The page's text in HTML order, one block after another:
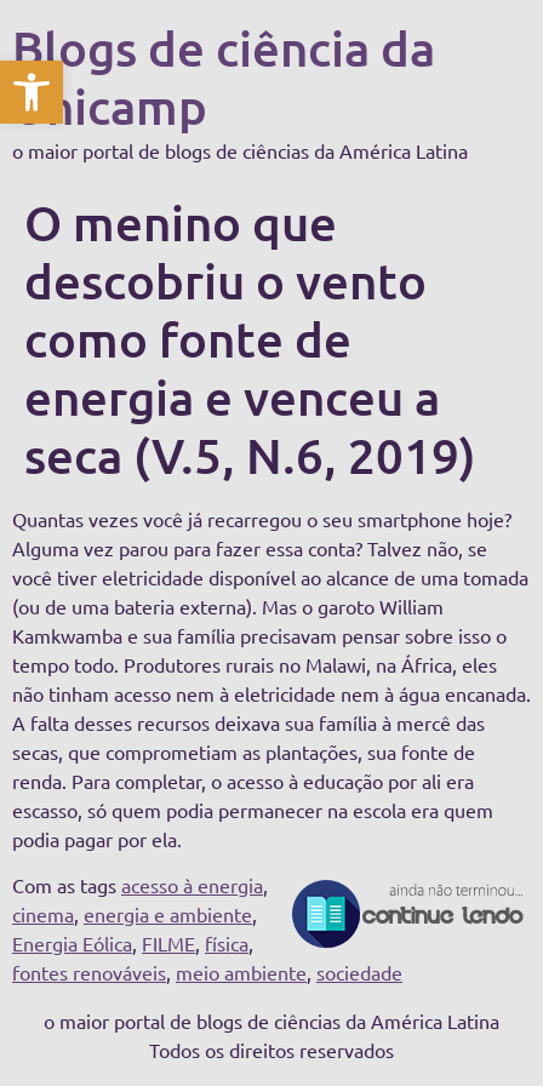
Abrir a barra de ferramentas
Blogs de ciência da
Unicamp
o maior portal de blogs de ciências da América Latina
O menino que
descobriu o vento
como fonte de
energia e venceu a
seca (V.5, N.6, 2019)
Quantas vezes você já recarregou o seu smartphone hoje?
Alguma vez parou para fazer essa conta? Talvez não, se
você tiver eletricidade disponível ao alcance de uma tomada
(ou de uma bateria externa). Mas o garoto William
Kamkwamba e sua família precisavam pensar sobre isso o
tempo todo. Produtores rurais no Malawi, na África, eles
não tinham acesso nem à eletricidade nem à água encanada.
A falta desses recursos deixava sua família à mercê das
secas, que comprometiam as plantações, sua fonte de
renda. Para completar, o acesso à educação por ali era
escasso, só quem podia permanecer na escola era quem
podia pagar por ela.
Com as tags acesso à energia,
cinema, energia e ambiente,
Energia Eólica, FILME, física,
fontes renováveis, meio ambiente, sociedade
o maior portal de blogs de ciências da América Latina
Todos os direitos reservados